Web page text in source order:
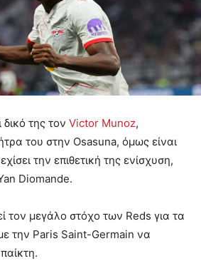
της τον Victor Munoz,
του στην Osasuna, όμως είναι
την επιθετική της ενίσχυση,
Diomande.
τον μεγάλο στόχο των Reds για τα
την Paris Saint-Germain να